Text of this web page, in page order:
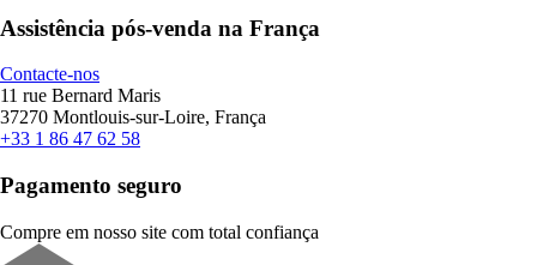
Assistência pós-venda na França
Contacte-nos
11 rue Bernard Maris
37270 Montlouis-sur-Loire, França
+33 1 86 47 62 58
Pagamento seguro
Compre em nosso site com total confiança